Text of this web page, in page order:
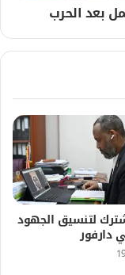
بعد الحرب
لتنسيق الجهود
دارفور